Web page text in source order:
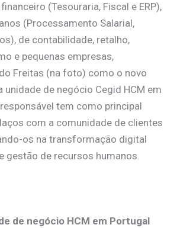
(Tesouraria, Fiscal e ERP),
(Processamento Salarial,
de contabilidade, retalho,
e pequenas empresas,
Freitas (na foto) como o novo
unidade de negócio Cegid HCM em
tem como principal
com a comunidade de clientes
os na transformação digital
gestão de recursos humanos.
de negócio HCM em Portugal